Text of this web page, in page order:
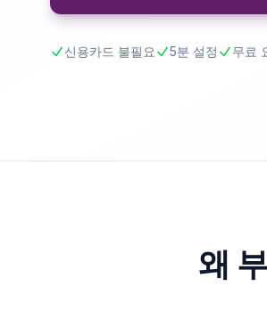
신용카드 불필요 5분 설정 무료
왜